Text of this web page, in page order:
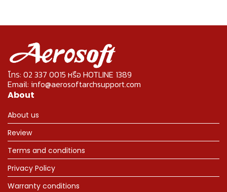
โทร: 02 337 0015 หรือ HOTLINE 1389
Email: info@aerosoftarchsupport.com
About
About us
Review
Terms and conditions
Privacy Policy
Warranty conditions